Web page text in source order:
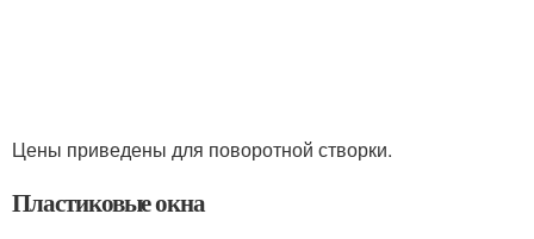
Цены приведены для поворотной створки.
Пластиковые окна